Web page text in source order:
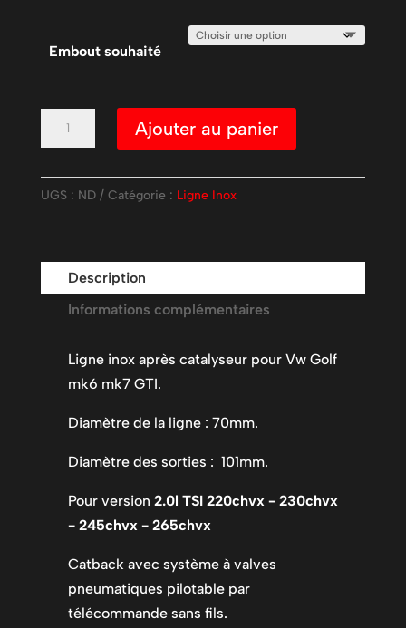
Embout souhaité
quantité
de
inox
Golf
mk7/7.5
Ajouter au panier
UGS : ND Catégorie : Ligne Inox
Description
Informations complémentaires
Ligne inox après catalyseur pour Vw Golf
mk6 mk7 GTI.
Diamètre de la ligne : 70mm.
Diamètre des sorties : 101mm.
Pour version 2.0l TSI 220chvx - 230chvx
- 245chvx - 265chvx
Catback avec système à valves
pneumatiques pilotable par
télécommande sans fils.